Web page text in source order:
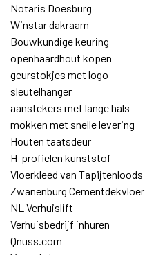
Notaris Doesburg
Winstar dakraam
Bouwkundige keuring
openhaardhout kopen
geurstokjes met logo
sleutelhanger
aanstekers met lange hals
mokken met snelle levering
Houten taatsdeur
H-profielen kunststof
Vloerkleed van Tapijtenloods
Zwanenburg Cementdekvloer
NL Verhuislift
Verhuisbedrijf inhuren
Qnuss.com